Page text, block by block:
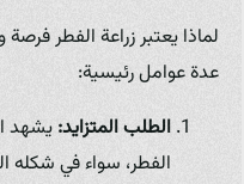
لماذا يعتبر زراعة الفطر
عدة عوامل رئيسية:
الطلب المتزايد:يشهد
الفطر، سواء في شكله